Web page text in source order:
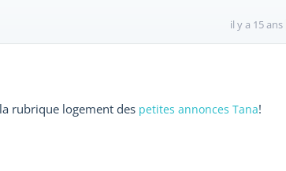
il y a 15 ans
rubrique logement des petites annonces Tana!